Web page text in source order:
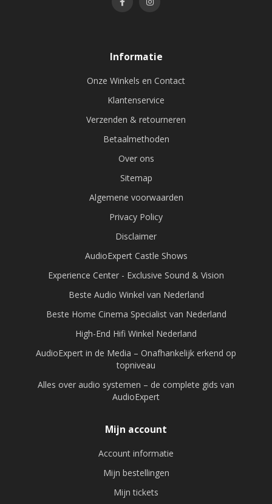
Informatie
Onze Winkels en Contact
Klantenservice
Verzenden & retourneren
Betaalmethoden
Over ons
Sitemap
Algemene voorwaarden
Privacy Policy
Disclaimer
AudioExpert Castle Shows
Experience Center - Exclusive Sound & Vision
Beste Audio Winkel van Nederland
Beste Home Cinema Specialist van Nederland
High-End Hifi Winkel Nederland
AudioExpert in de Media – Onafhankelijk erkend op
topniveau
Alles over audio systemen – de complete gids van
AudioExpert
Mijn account
Account informatie
Mijn bestellingen
Mijn tickets